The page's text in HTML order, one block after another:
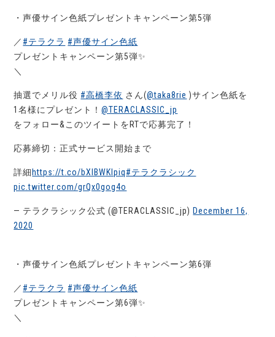
・声優サイン色紙プレゼントキャンペーン第5弾
／ #テラクラ #声優サイン色紙
プレゼントキャンペーン第5弾✨
＼
抽選でメリル役 #高橋李依 さん(@taka8rie )サイン色紙を
1名様にプレゼント！@TERACLASSIC_jp
をフォロー&このツイートをRTで応募完了！
応募締切：正式サービス開始まで
詳細 https://t.co/bXIBWKIpiq#テラクラシック
pic.twitter.com/grQx0gog4o
— テラクラシック公式 (@TERACLASSIC_jp) December 16,
2020
・声優サイン色紙プレゼントキャンペーン第6弾
／ #テラクラ #声優サイン色紙
プレゼントキャンペーン第6弾✨
＼